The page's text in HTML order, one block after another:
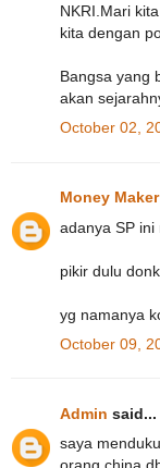
NKRI.Mari
kita dengan
Bangsa yang
akan
October 02,
Money Maker
adanya SP ini
pikir dulu
yg namanya
October 09,
Admin said...
saya